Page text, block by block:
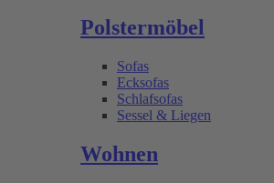
Polstermöbel
Sofas
Ecksofas
Schlafsofas
Sessel & Liegen
Wohnen